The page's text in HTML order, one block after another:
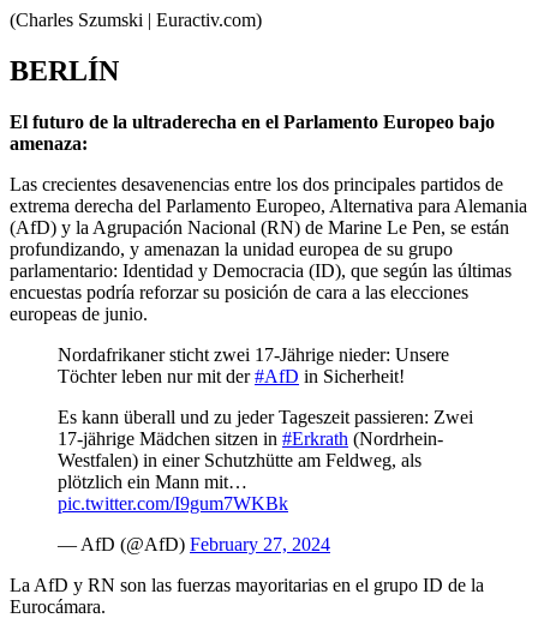
(Charles Szumski | Euractiv.com)
BERLÍN
El futuro de la ultraderecha en el Parlamento Europeo bajo
amenaza:
Las crecientes desavenencias entre los dos principales partidos de
extrema derecha del Parlamento Europeo, Alternativa para Alemania
(AfD) y la Agrupación Nacional (RN) de Marine Le Pen, se están
profundizando, y amenazan la unidad europea de su grupo
parlamentario: Identidad y Democracia (ID), que según las últimas
encuestas podría reforzar su posición de cara a las elecciones
europeas de junio.
Nordafrikaner sticht zwei 17-Jährige nieder: Unsere
Töchter leben nur mit der#AfD in Sicherheit!
Es kann überall und zu jeder Tageszeit passieren: Zwei
17-jährige Mädchen sitzen in #Erkrath (Nordrhein-
Westfalen) in einer Schutzhütte am Feldweg, als
plötzlich ein Mann mit…
pic.twitter.com/I9gum7WKBk
— AfD (@AfD) February 27, 2024
La AfD y RN son las fuerzas mayoritarias en el grupo ID de la
Eurocámara.